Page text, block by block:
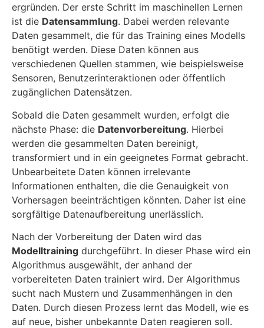
ergründen. Der erste Schritt im maschinellen Lernen
ist die Datensammlung. Dabei werden relevante
Daten gesammelt, die für das Training eines Modells
benötigt werden. Diese Daten können aus
verschiedenen Quellen stammen, wie beispielsweise
Sensoren, Benutzerinteraktionen oder öffentlich
zugänglichen Datensätzen.
Sobald die Daten gesammelt wurden, erfolgt die
nächste Phase: die Datenvorbereitung. Hierbei
werden die gesammelten Daten bereinigt,
transformiert und in ein geeignetes Format gebracht.
Unbearbeitete Daten können irrelevante
Informationen enthalten, die die Genauigkeit von
Vorhersagen beeinträchtigen könnten. Daher ist eine
sorgfältige Datenaufbereitung unerlässlich.
Nach der Vorbereitung der Daten wird das
Modelltraining durchgeführt. In dieser Phase wird ein
Algorithmus ausgewählt, der anhand der
vorbereiteten Daten trainiert wird. Der Algorithmus
sucht nach Mustern und Zusammenhängen in den
Daten. Durch diesen Prozess lernt das Modell, wie es
auf neue, bisher unbekannte Daten reagieren soll.